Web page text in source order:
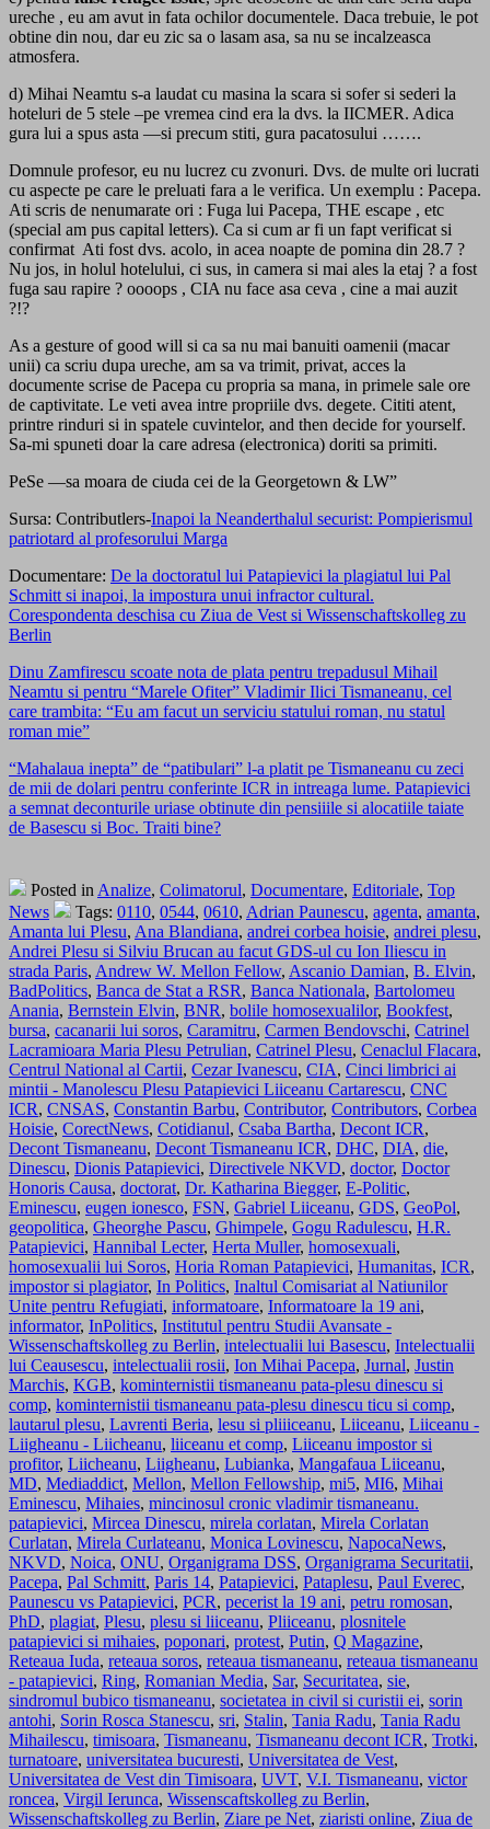
ureche , eu am avut in fata ochilor documentele. Daca trebuie, le pot
obtine din nou, dar eu zic sa o lasam asa, sa nu se incalzeasca
atmosfera.
d) Mihai Neamtu s-a laudat cu masina la scara si sofer si sederi la
hoteluri de 5 stele –pe vremea cind era la dvs. la IICMER. Adica
gura lui a spus asta —si precum stiti, gura pacatosului …….
Domnule profesor, eu nu lucrez cu zvonuri. Dvs. de multe ori lucrati
cu aspecte pe care le preluati fara a le verifica. Un exemplu : Pacepa.
Ati scris de nenumarate ori : Fuga lui Pacepa, THE escape , etc
(special am pus capital letters). Ca si cum ar fi un fapt verificat si
confirmat Ati fost dvs. acolo, in acea noapte de pomina din 28.7 ?
Nu jos, in holul hotelului, ci sus, in camera si mai ales la etaj ? a fost
fuga sau rapire ? oooops , CIA nu face asa ceva , cine a mai auzit
?!?
As a gesture of good will si ca sa nu mai banuiti oamenii (macar
unii) ca scriu dupa ureche, am sa va trimit, privat, acces la
documente scrise de Pacepa cu propria sa mana, in primele sale ore
de captivitate. Le veti avea intre propriile dvs. degete. Cititi atent,
printre rinduri si in spatele cuvintelor, and then decide for yourself.
Sa-mi spuneti doar la care adresa (electronica) doriti sa primiti.
PeSe —sa moara de ciuda cei de la Georgetown & LW”
Sursa: Contributlers-Inapoi la Neanderthalul securist: Pompierismul
patriotard al profesorului Marga
Documentare: De la doctoratul lui Patapievici la plagiatul lui Pal
Schmitt si inapoi, la impostura unui infractor cultural.
Corespondenta deschisa cu Ziua de Vest si Wissenschaftskolleg zu
Berlin
Dinu Zamfirescu scoate nota de plata pentru trepadusul Mihail
Neamtu si pentru “Marele Ofiter” Vladimir Ilici Tismaneanu, cel
care trambita: “Eu am facut un serviciu statului roman, nu statul
roman mie”
“Mahalaua inepta” de “patibulari” l-a platit pe Tismaneanu cu zeci
de mii de dolari pentru conferinte ICR in intreaga lume. Patapievici
a semnat deconturile uriase obtinute din pensiiile si alocatiile taiate
de Basescu si Boc. Traiti bine?
Posted in Analize, Colimatorul, Documentare, Editoriale, Top
News
Tags: 0110, 0544, 0610, Adrian Paunescu, agenta, amanta,
Amanta lui Plesu, Ana Blandiana, andrei corbea hoisie, andrei plesu,
Andrei Plesu si Silviu Brucan au facut GDS-ul cu Ion Iliescu in
strada Paris, Andrew W. Mellon Fellow, Ascanio Damian, B. Elvin,
BadPolitics, Banca de Stat a RSR, Banca Nationala, Bartolomeu
Anania, Bernstein Elvin, BNR, bolile homosexualilor, Bookfest,
bursa, cacanarii lui soros, Caramitru, Carmen Bendovschi, Catrinel
Lacramioara Maria Plesu Petrulian, Catrinel Plesu, Cenaclul Flacara,
Centrul National al Cartii, Cezar Ivanescu, CIA, Cinci limbrici ai
mintii - Manolescu Plesu Patapievici Liiceanu Cartarescu, CNC
ICR, CNSAS, Constantin Barbu, Contributor, Contributors, Corbea
Hoisie, CorectNews, Cotidianul, Csaba Bartha, Decont ICR,
Decont Tismaneanu, Decont Tismaneanu ICR, DHC, DIA, die,
Dinescu, Dionis Patapievici, Directivele NKVD, doctor, Doctor
Honoris Causa, doctorat, Dr. Katharina Biegger, E-Politic,
Eminescu, eugen ionesco, FSN, Gabriel Liiceanu, GDS, GeoPol,
geopolitica, Gheorghe Pascu, Ghimpele, Gogu Radulescu, H.R.
Patapievici, Hannibal Lecter, Herta Muller, homosexuali,
homosexualii lui Soros, Horia Roman Patapievici, Humanitas, ICR,
impostor si plagiator, In Politics, Inaltul Comisariat al Natiunilor
Unite pentru Refugiati, informatoare, Informatoare la 19 ani,
informator, InPolitics, Institutul pentru Studii Avansate -
Wissenschaftskolleg zu Berlin, intelectualii lui Basescu, Intelectualii
lui Ceausescu, intelectualii rosii, Ion Mihai Pacepa, Jurnal, Justin
Marchis, KGB, kominternistii tismaneanu pata-plesu dinescu si
comp, kominternistii tismaneanu pata-plesu dinescu ticu si comp,
lautarul plesu, Lavrenti Beria, lesu si pliiiceanu, Liiceanu, Liiceanu -
Liigheanu - Liicheanu, liiceanu et comp, Liiceanu impostor si
profitor, Liicheanu, Liigheanu, Lubianka, Mangafaua Liiceanu,
MD, Mediaddict, Mellon, Mellon Fellowship, mi5, MI6, Mihai
Eminescu, Mihaies, mincinosul cronic vladimir tismaneanu.
patapievici, Mircea Dinescu, mirela corlatan, Mirela Corlatan
Curlatan, Mirela Curlateanu, Monica Lovinescu, NapocaNews,
NKVD, Noica, ONU, Organigrama DSS, Organigrama Securitatii,
Pacepa, Pal Schmitt, Paris 14, Patapievici, Pataplesu, Paul Everec,
Paunescu vs Patapievici, PCR, pecerist la 19 ani, petru romosan,
PhD, plagiat, Plesu, plesu si liiceanu, Pliiceanu, plosnitele
patapievici si mihaies, poponari, protest, Putin, Q Magazine,
Reteaua Iuda, reteaua soros, reteaua tismaneanu, reteaua tismaneanu
- patapievici, Ring, Romanian Media, Sar, Securitatea, sie,
sindromul bubico tismaneanu, societatea in civil si curistii ei, sorin
antohi, Sorin Rosca Stanescu, sri, Stalin, Tania Radu, Tania Radu
Mihailescu, timisoara, Tismaneanu, Tismaneanu decont ICR, Trotki,
turnatoare, universitatea bucuresti, Universitatea de Vest,
Universitatea de Vest din Timisoara, UVT, V.I. Tismaneanu, victor
roncea, Virgil Ierunca, Wissenscaftskolleg zu Berlin,
Wissenschaftskolleg zu Berlin, Ziare pe Net, ziaristi online, Ziua de